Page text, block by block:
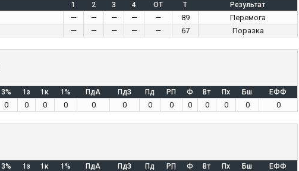
1 2 3 4 OT T Результат
— — — — — 89
Перемога
— — — — — 67 Поразка
3% 1з 1к 1% ПдА ПдЗ Пд РП Ф Вт Пх Бш ЕФФ
0 0 0 0 0 0 0 0 0 0 0 0 0
3% 1з 1к 1% ПдА ПдЗ Пд РП Ф Вт Пх Бш ЕФФ